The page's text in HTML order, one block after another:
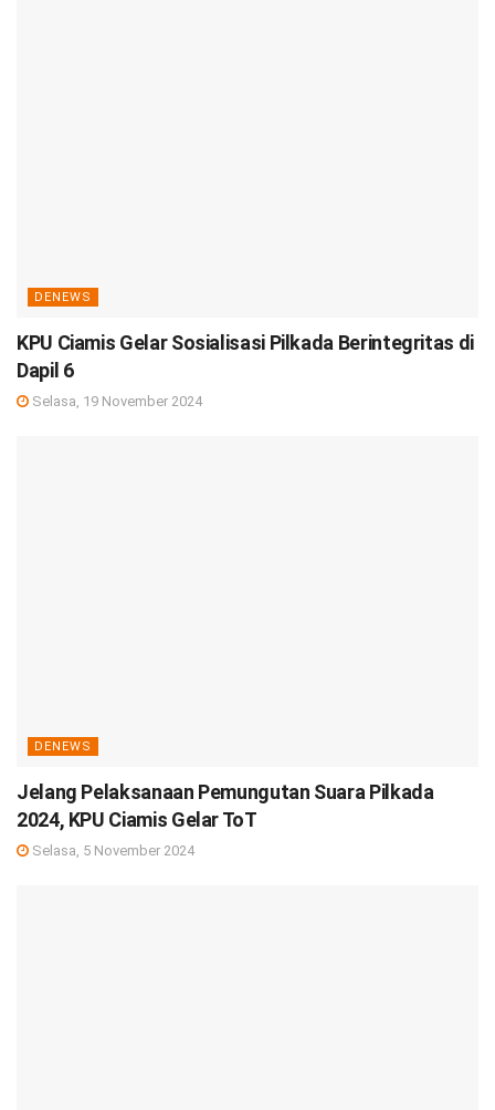
DENEWS
KPU Ciamis Gelar Sosialisasi Pilkada Berintegritas di
Dapil 6
Selasa, 19 November 2024
DENEWS
Jelang Pelaksanaan Pemungutan Suara Pilkada
2024, KPU Ciamis Gelar ToT
Selasa, 5 November 2024